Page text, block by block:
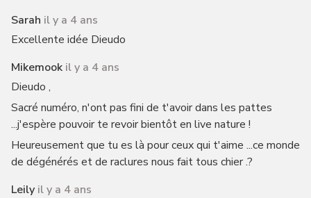
Sarah il y a 4 ans
Excellente idée Dieudo
Mikemook il y a 4 ans
Dieudo ,
Sacré numéro, n'ont pas fini de t'avoir dans les pattes
...j'espère pouvoir te revoir bientôt en live nature !
Heureusement que tu es là pour ceux qui t'aime ...ce monde
de dégénérés et de raclures nous fait tous chier .?
Leily il y a 4 ans